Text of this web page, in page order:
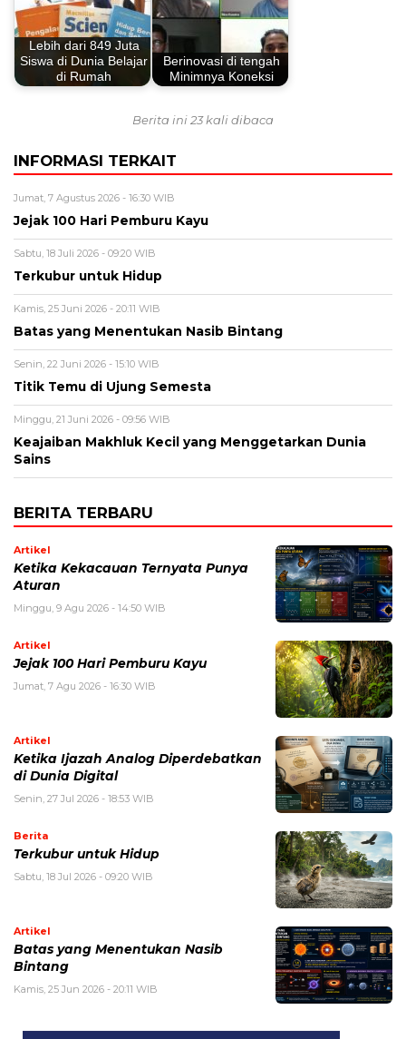
Lebih dari 849 Juta
Siswa di Dunia Belajar
di Rumah
Berinovasi di tengah
Minimnya Koneksi
Berita ini 23 kali dibaca
INFORMASI TERKAIT
Jumat, 7 Agustus 2026 - 16:30 WIB
Jejak 100 Hari Pemburu Kayu
Sabtu, 18 Juli 2026 - 09:20 WIB
Terkubur untuk Hidup
Kamis, 25 Juni 2026 - 20:11 WIB
Batas yang Menentukan Nasib Bintang
Senin, 22 Juni 2026 - 15:10 WIB
Titik Temu di Ujung Semesta
Minggu, 21 Juni 2026 - 09:56 WIB
Keajaiban Makhluk Kecil yang Menggetarkan Dunia
Sains
BERITA TERBARU
Artikel
Ketika Kekacauan Ternyata Punya
Aturan
Minggu, 9 Agu 2026 - 14:50 WIB
Artikel
Jejak 100 Hari Pemburu Kayu
Jumat, 7 Agu 2026 - 16:30 WIB
Artikel
Ketika Ijazah Analog Diperdebatkan
di Dunia Digital
Senin, 27 Jul 2026 - 18:53 WIB
Berita
Terkubur untuk Hidup
Sabtu, 18 Jul 2026 - 09:20 WIB
Artikel
Batas yang Menentukan Nasib
Bintang
Kamis, 25 Jun 2026 - 20:11 WIB